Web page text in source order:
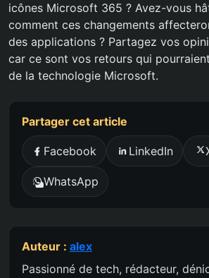
icônes Microsoft 365 ? Avez-vous
comment ces changements
des applications ? Partagez vos
car ce sont vos retours qui
de la technologie Microsoft.
Partager cet article
Facebook LinkedIn
WhatsApp
Auteur : alex
Passionné de tech, rédacteur,